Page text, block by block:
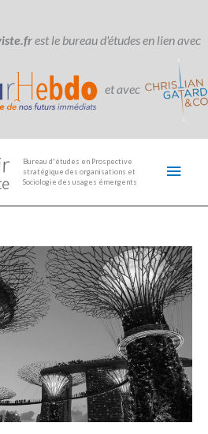
est le bureau d'études en lien avec
et avec
Bureau d'études en Prospective
stratégique des organisations et
Sociologie des usages émergents